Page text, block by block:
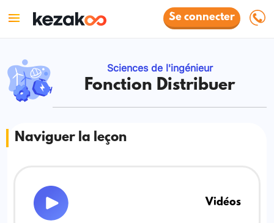
Se connecter
Sciences de l'ingénieur
Fonction Distribuer
Naviguer la leçon
Vidéos